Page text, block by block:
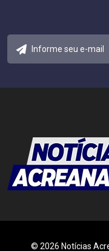
© 2026 Notícias